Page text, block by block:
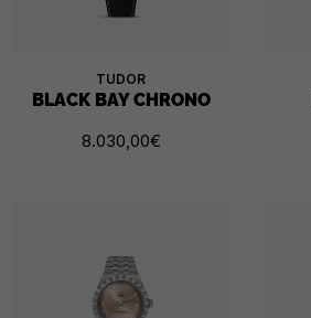
TUDOR
BLACK BAY CHRONO
8.030,00€